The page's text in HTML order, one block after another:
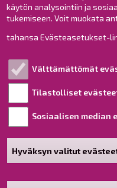
käytön analysointiin ja
tukemiseen. Voit muokata
tahansa Evästeasetukset-
Välttämättömät
Tilastolliset
Sosiaalisen median
Hyväksyn valitut